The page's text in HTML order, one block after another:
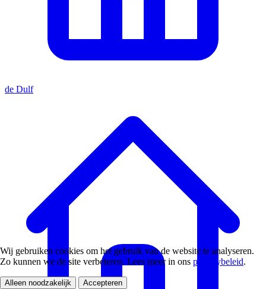
de Dulf
Wij gebruiken cookies om het gebruik van de website te analyseren.
Zo kunnen we de site verbeteren. Lees meer in ons privacybeleid.
Alleen noodzakelijk Accepteren